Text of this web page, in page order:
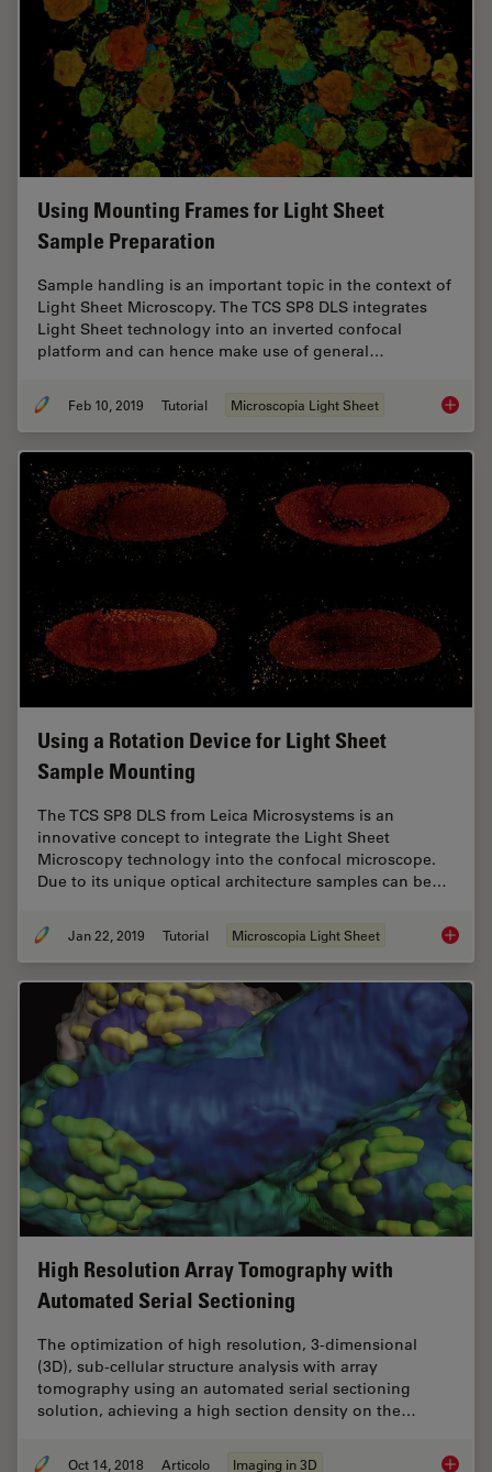
Using Mounting Frames for Light Sheet
Sample Preparation
Sample handling is an important topic in the context of
Light Sheet Microscopy. The TCS SP8 DLS integrates
Light Sheet technology into an inverted confocal
platform and can hence make use of general…
Feb 10, 2019 Tutorial Microscopia Light Sheet Using
Using a Rotation Device for Light Sheet
Sample Mounting
The TCS SP8 DLS from Leica Microsystems is an
innovative concept to integrate the Light Sheet
Microscopy technology into the confocal microscope.
Due to its unique optical architecture samples can be…
Jan 22, 2019 Tutorial Microscopia Light Sheet Using
High Resolution Array Tomography with
Automated Serial Sectioning
The optimization of high resolution, 3-dimensional
(3D), sub-cellular structure analysis with array
tomography using an automated serial sectioning
solution, achieving a high section density on the…
Oct 14, 2018 Articolo Imaging in 3D High